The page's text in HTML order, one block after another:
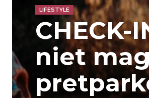
LIFESTYLE
niet